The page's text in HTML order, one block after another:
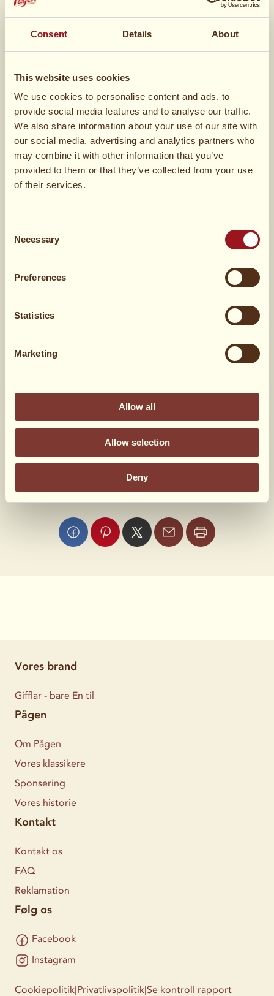
Consent Details About
This website uses cookies
We use cookies to personalise content and ads, to
provide social media features and to analyse our traffic.
We also share information about your use of our site with
our social media, advertising and analytics partners who
may combine it with other information that you’ve
provided to them or that they’ve collected from your use
of their services.
Selection
Necessary
Preferences
Statistics
Marketing
Allow all
Allow selection
Deny
2 stk
1 stkVaniljestang
½Sukker
Gifflar i karamelsauce
1 tsk
6 stkGifflar Kanel
Hvad syntes du?
190 stemmer
Vores brand
Gifflar - bare En til
Pågen
Om Pågen
Vores klassikere
Sponsering
Vores historie
Kontakt
Kontakt os
FAQ
Reklamation
Følg os
Facebook
Instagram
Cookiepolitik|Privatlivspolitik|Se kontroll rapport